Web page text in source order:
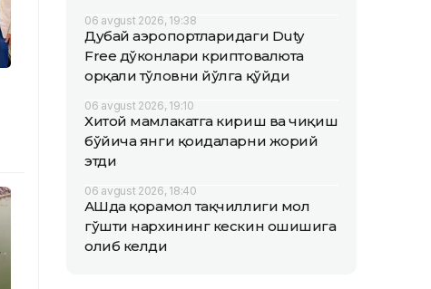
06 avgust 2026, 19:38
Дубай аэропортларидаги Duty
Free дўконлари криптовалюта
орқали тўловни йўлга қўйди
06 avgust 2026, 19:10
Хитой мамлакатга кириш ва чиқиш
бўйича янги қоидаларни жорий
этди
06 avgust 2026, 18:40
АҚШда қорамол тақчиллиги мол
гўшти нархининг кескин ошишига
олиб келди